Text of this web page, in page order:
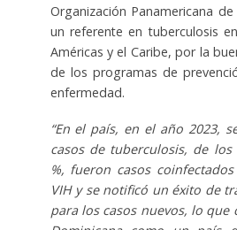
Organización Panamericana de
un referente en tuberculosis
Américas y el Caribe, por la
de los programas de
enfermedad.
“En el país, en el año 2023,
casos de tuberculosis, de los
%, fueron casos
VIH y se notificó un éxito de
para los casos nuevos, lo que